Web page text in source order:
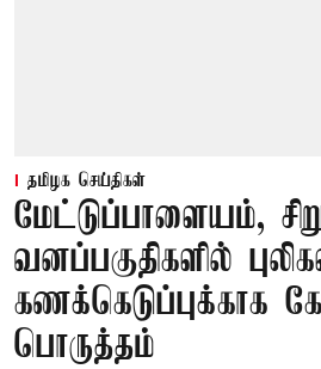
தமிழக செய்திகள்
மேட்டுப்பாளையம்,
வனப்பகுதிகளில்
கணக்கெடுப்புக்காக
பொருத்தம்